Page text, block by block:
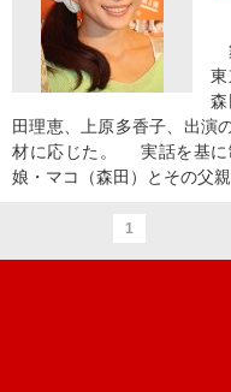
東
田理恵、上原多香子、出演
材に応じた。 実話を基に
娘・マコ（森田）とその父親
1